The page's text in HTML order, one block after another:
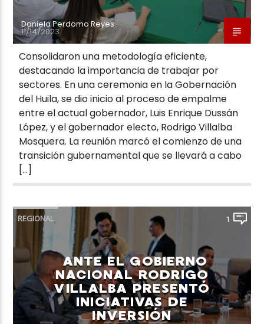
Daniela Perdomo Reyes
11/14/2023
Consolidaron una metodología eficiente,
destacando la importancia de trabajar por
sectores. En una ceremonia en la Gobernación
del Huila, se dio inicio al proceso de empalme
entre el actual gobernador, Luis Enrique Dussán
López, y el gobernador electo, Rodrigo Villalba
Mosquera. La reunión marcó el comienzo de una
transición gubernamental que se llevará a cabo
[…]
REGIONAL 1
ANTE EL GOBIERNO
NACIONAL RODRIGO
VILLALBA PRESENTÓ
INICIATIVAS DE
INVERSIÓN